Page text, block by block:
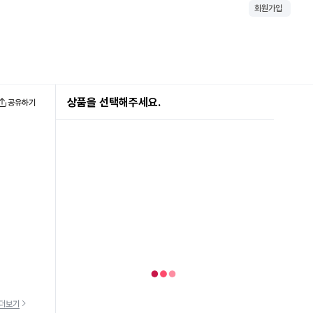
회원가입
공유하기
보기
상품을 선택해주세요.